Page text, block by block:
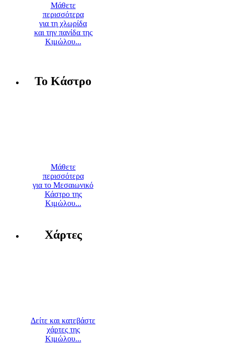
Μάθετε
περισσότερα
για τη χλωρίδα
και την πανίδα της
Κιμώλου...
Το Κάστρο
Μάθετε
περισσότερα
για το Μεσαιωνικό
Κάστρο της
Κιμώλου...
Χάρτες
Δείτε και κατεβάστε
χάρτες της
Κιμώλου...